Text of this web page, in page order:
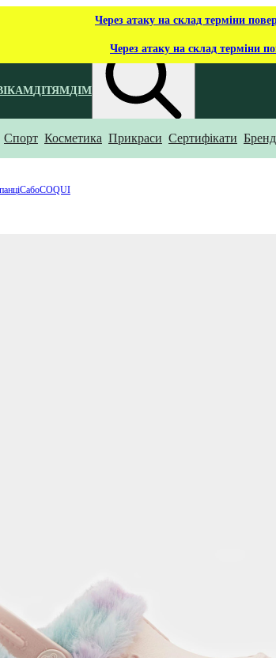
Через атаку на склад терміни
Через атаку на склад терміни
ДІТЯМДІМ
Що ти шукаєш?
Спорт Косметика Прикраси Сертифікати
СабоCOQUI